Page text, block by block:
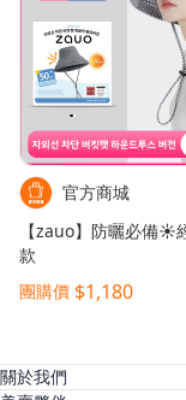
官方商城
【zauo】防曬必備☀️
款
團購價 $1,180
關於我們